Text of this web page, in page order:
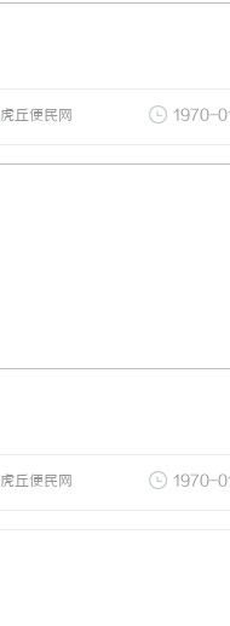
虎丘便民网 1970-
虎丘便民网 1970-